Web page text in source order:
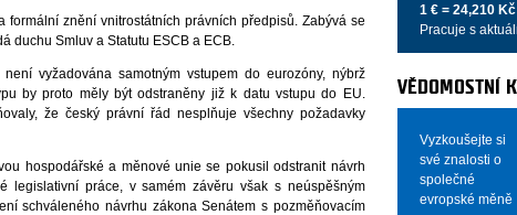
znění vnitrostátních právních předpisů. Zabývá se
duchu Smluv a Statutu ESCB a ECB.
vyžadována samotným vstupem do eurozóny, nýbrž
by proto měly být odstraněny již k datu vstupu do EU.
že český právní řád nesplňuje všechny požadavky
hospodářské a měnové unie se pokusil odstranit návrh
práce, v samém závěru však s neúspěšným
schváleného návrhu zákona Senátem s pozměňovacím
1 € = 24,210 Kč
Pracuje s
VĚDOMOSTNÍ
Vyzkoušejte si
své znalosti o
společné
evropské měně